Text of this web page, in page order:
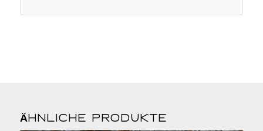
Ähnliche Produkte